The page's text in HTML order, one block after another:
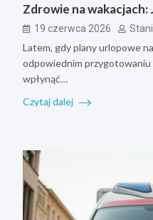
Zdrowie na wakacjach:
19 czerwca 2026
Latem, gdy plany urlopowe
odpowiednim przygotowaniu
wpłynąć…
Czytaj dalej